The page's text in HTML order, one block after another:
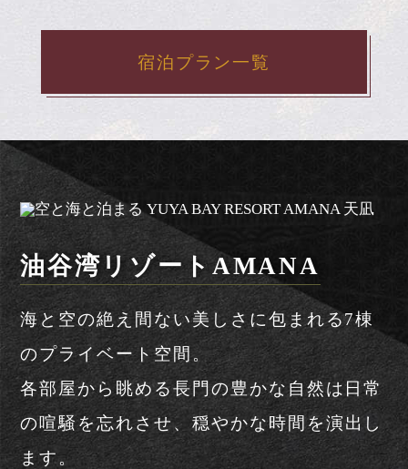
露天風呂付き和洋室
露天風呂付き
展望ジェットバス付
き
和洋室
ツインルーム
和室・和洋室 特別室
宿泊プラン一覧